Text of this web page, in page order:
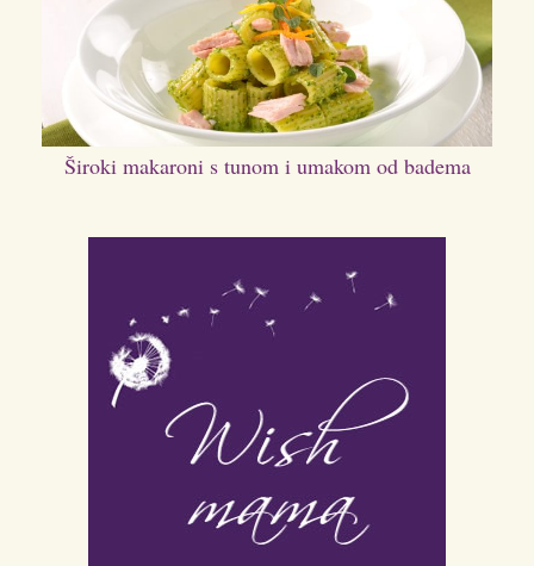
Široki makaroni s tunom i umakom od badema